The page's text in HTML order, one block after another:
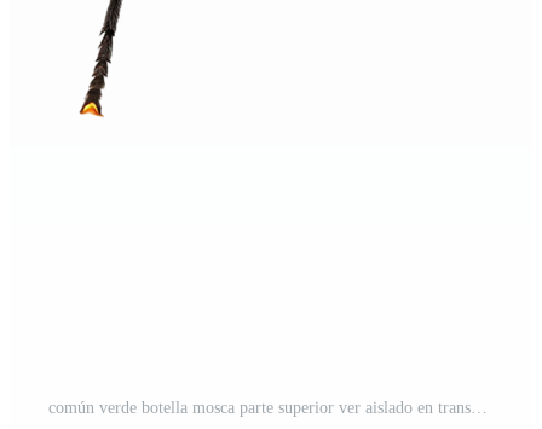
común verde botella mosca parte superior ver aislado en transparente antecedentes PNG Gratis